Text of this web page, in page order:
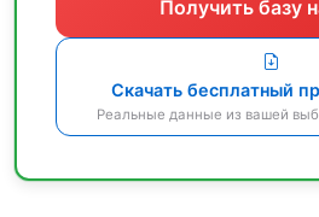
Получить базу
Скачать бесплатный
Реальные данные из вашей